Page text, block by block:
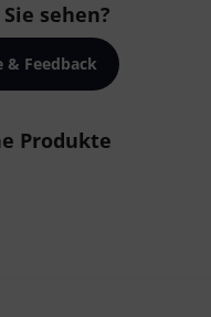
sehen?
& Feedback
Produkte